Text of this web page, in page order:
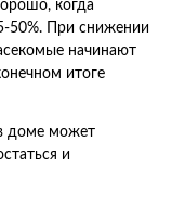
когда
50%. При снижении
начинают
итоге
доме может
и